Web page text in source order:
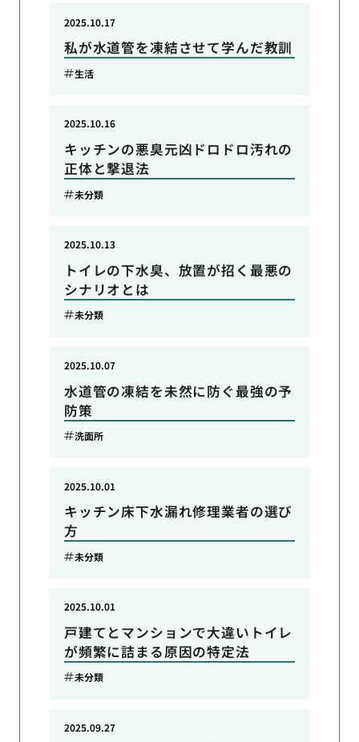
私が水道管を凍結させて学んだ教訓
2025.10.17
生活
キッチンの悪臭元凶ドロドロ汚れの
正体と撃退法
2025.10.16
未分類
トイレの下水臭、放置が招く最悪の
シナリオとは
2025.10.13
未分類
水道管の凍結を未然に防ぐ最強の予
防策
2025.10.07
洗面所
キッチン床下水漏れ修理業者の選び
方
2025.10.01
未分類
戸建てとマンションで大違いトイレ
が頻繁に詰まる原因の特定法
2025.10.01
未分類
2025.09.27